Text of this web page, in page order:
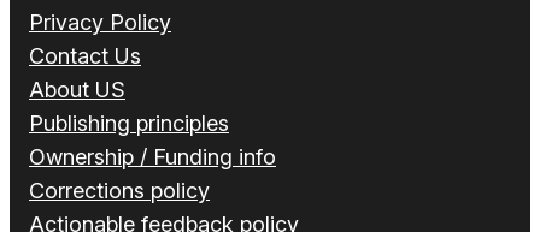
Privacy Policy
Contact Us
About US
Publishing principles
Ownership / Funding info
Corrections policy
Actionable feedback policy